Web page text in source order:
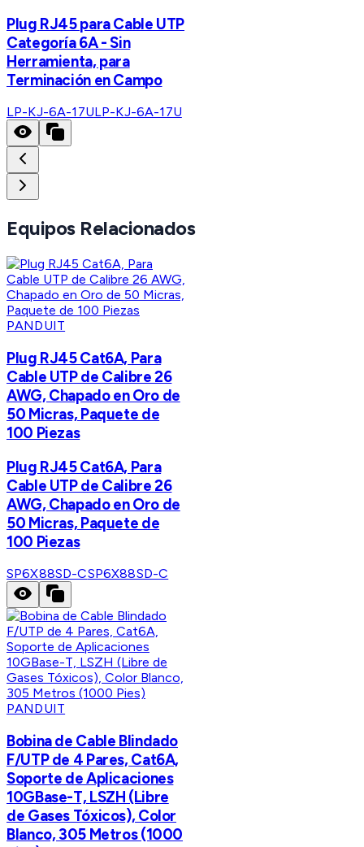
Plug RJ45 para Cable UTP
Categoría 6A - Sin
Herramienta, para
Terminación en Campo
LP-KJ-6A-17ULP-KJ-6A-17U
Equipos Relacionados
PANDUIT
Plug RJ45 Cat6A, Para
Cable UTP de Calibre 26
AWG, Chapado en Oro de
50 Micras, Paquete de
100 Piezas
Plug RJ45 Cat6A, Para
Cable UTP de Calibre 26
AWG, Chapado en Oro de
50 Micras, Paquete de
100 Piezas
SP6X88SD-CSP6X88SD-C
PANDUIT
Bobina de Cable Blindado
F/UTP de 4 Pares, Cat6A,
Soporte de Aplicaciones
10GBase-T, LSZH (Libre
de Gases Tóxicos), Color
Blanco, 305 Metros (1000